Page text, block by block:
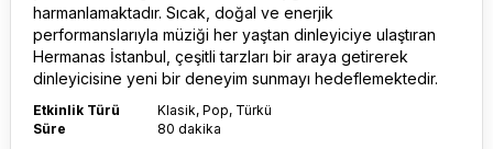
harmanlamaktadır. Sıcak, doğal ve enerjik
performanslarıyla müziği her yaştan dinleyiciye ulaştıran
Hermanas İstanbul, çeşitli tarzları bir araya getirerek
dinleyicisine yeni bir deneyim sunmayı hedeflemektedir.
Etkinlik Türü
Klasik, Pop, Türkü
Süre
80 dakika